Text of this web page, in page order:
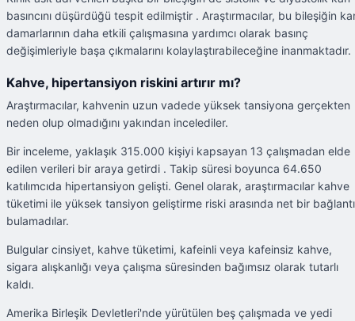
basıncını düşürdüğü tespit edilmiştir . Araştırmacılar, bu bileşiğin
damarlarının daha etkili çalışmasına yardımcı olarak basınç
değişimleriyle başa çıkmalarını kolaylaştırabileceğine inanmaktadır.
Kahve, hipertansiyon riskini artırır mı?
Araştırmacılar, kahvenin uzun vadede yüksek tansiyona gerçekten
neden olup olmadığını yakından incelediler.
Bir inceleme, yaklaşık 315.000 kişiyi kapsayan 13 çalışmadan elde
edilen verileri bir araya getirdi . Takip süresi boyunca 64.650
katılımcıda hipertansiyon gelişti. Genel olarak, araştırmacılar kahve
tüketimi ile yüksek tansiyon geliştirme riski arasında net bir bağlantı
bulamadılar.
Bulgular cinsiyet, kahve tüketimi, kafeinli veya kafeinsiz kahve,
sigara alışkanlığı veya çalışma süresinden bağımsız olarak tutarlı
kaldı.
Amerika Birleşik Devletleri'nde yürütülen beş çalışmada ve yedi